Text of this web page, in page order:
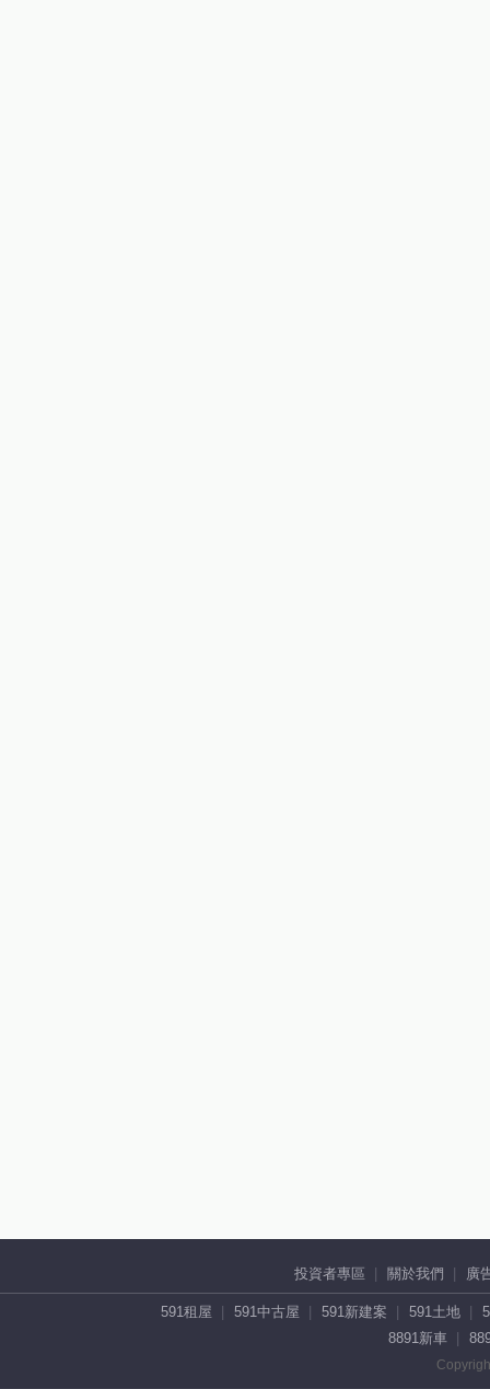
投資者專區 關於我們 廣
591租屋 591中古屋 591新建案 591土地
8891新車